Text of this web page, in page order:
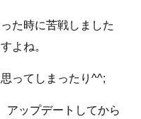
た時に苦戦しました
よね。
ってしまったり^^;
アップデートしてから